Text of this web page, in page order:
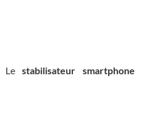
Lestabilisateur smartphone